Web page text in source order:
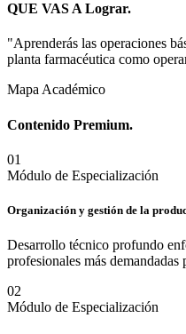
QUE VAS A Lograr.
"Aprenderás las operaciones
planta farmacéutica como
Mapa Académico
Contenido Premium.
01
Módulo de Especialización
Organización y gestión de la
Desarrollo técnico profundo
profesionales más demandadas
02
Módulo de Especialización